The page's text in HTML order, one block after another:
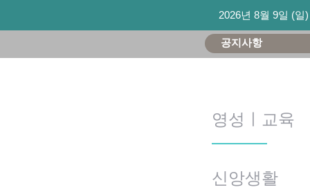
2026년 8월 9일 (일)
공지사항
영성ㅣ교육
신앙생활